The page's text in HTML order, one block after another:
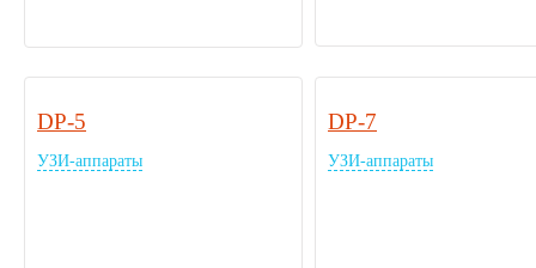
DP-5
УЗИ-аппараты
DP-7
УЗИ-аппараты